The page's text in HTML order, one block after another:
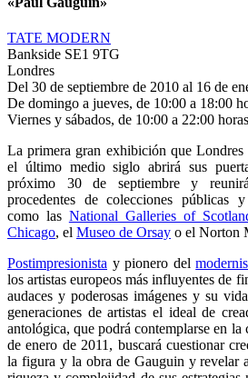
TATE MODERN
Bankside SE1 9TG
Londres
Del 30 de septiembre de 2010 al 16 de
De domingo a jueves, de 10:00 a 18:00
Viernes y sábados, de 10:00 a 22:00 horas
La primera gran exhibición que Londres
el último medio siglo abrirá sus
próximo 30 de septiembre y
procedentes de colecciones públicas
como las National Galleries of
Chicago, el Museo de Orsay o el Norton
Postimpresionista y pionero del
los artistas europeos más influyentes de
audaces y poderosas imágenes y su
generaciones de artistas el ideal de
antológica, que podrá contemplarse en la
de enero de 2011, buscará cuestionar
la figura y la obra de Gauguin y